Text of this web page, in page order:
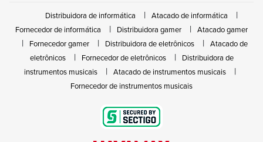
Distribuidora de informática
Atacado de informática
Fornecedor de informática
Distribuidora gamer
Atacado gamer
Fornecedor gamer
Distribuidora de eletrônicos
Atacado de
eletrônicos
Fornecedor de eletrônicos
Distribuidora de
instrumentos musicais
Atacado de instrumentos musicais
Fornecedor de instrumentos musicais